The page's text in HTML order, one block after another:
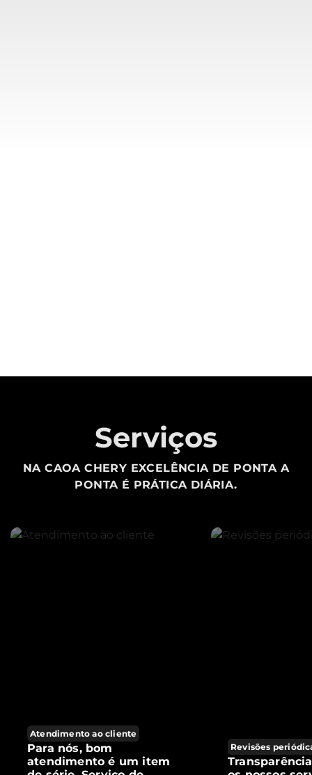
Serviços
NA CAOA CHERY EXCELÊNCIA DE PONTA A
PONTA É PRÁTICA DIÁRIA.
Atendimento ao cliente
Para nós, bom
atendimento é um item
Revisões